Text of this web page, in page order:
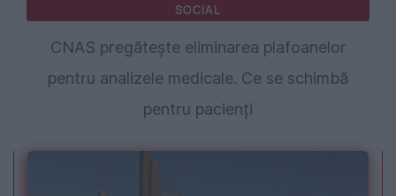
SOCIAL
CNAS pregătește eliminarea plafoanelor
pentru analizele medicale. Ce se schimbă
pentru pacienți